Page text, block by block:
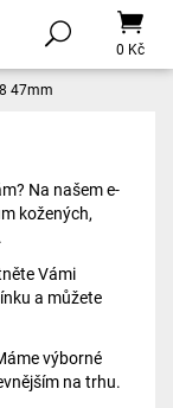
0 Kč
47mm
Na našem e-
kožených,
Vámi
a můžete
výborné
na trhu.